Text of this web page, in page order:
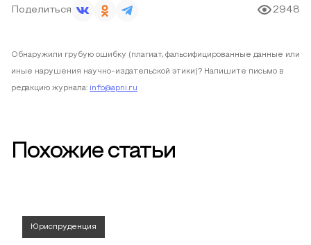
Поделиться 2948
Обнаружили грубую ошибку (плагиат, фальсифицированные данные или
иные нарушения научно-издательской этики)? Напишите письмо в
редакцию журнала: info@apni.ru
Похожие статьи
Юриспруденция